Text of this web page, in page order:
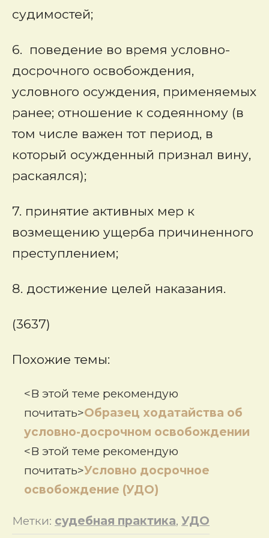
судимостей;
6. поведение во время условно-
досрочного освобождения,
условного осуждения, применяемых
ранее; отношение к содеянному (в
том числе важен тот период, в
который осужденный признал вину,
раскаялся);
7. принятие активных мер к
возмещению ущерба причиненного
преступлением;
8. достижение целей наказания.
(3637)
Похожие темы:
<В этой теме рекомендую
почитать>Образец ходатайства об
условно-досрочном освобождении
<В этой теме рекомендую
почитать>Условно досрочное
освобождение (УДО)
Метки: судебная практика, УДО